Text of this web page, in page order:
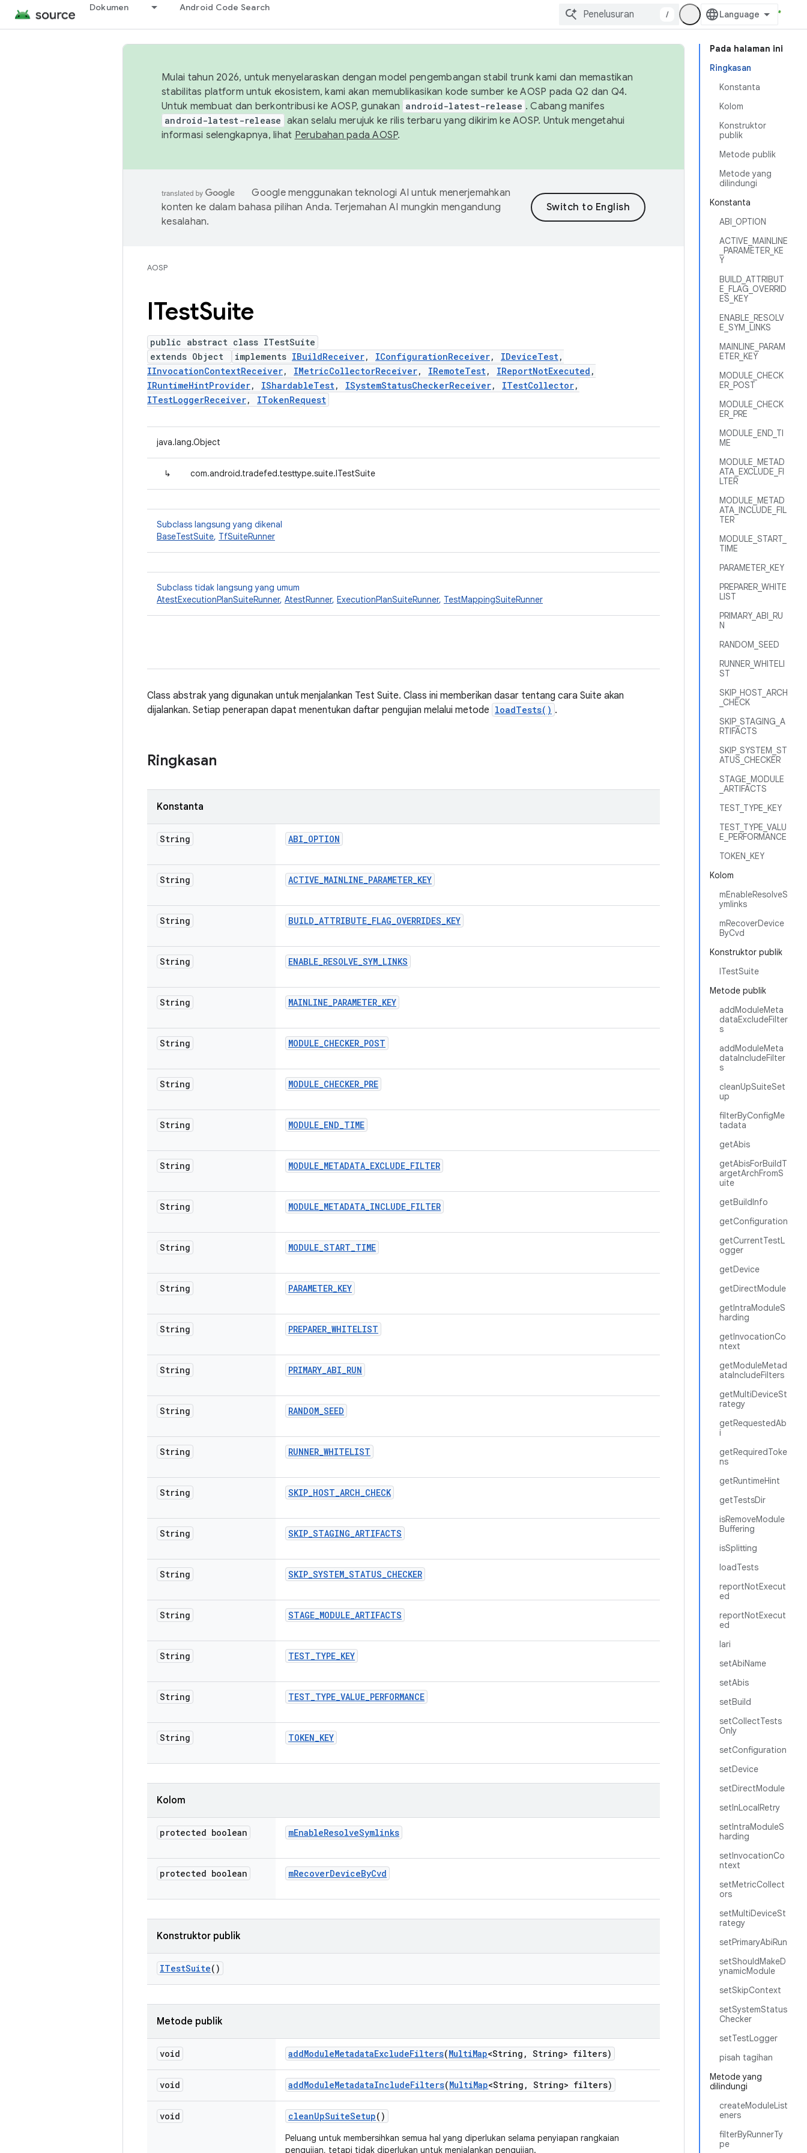
Dokumen Android Code Search
/
Pada halaman ini
Ringkasan
Konstanta
Kolom
Konstruktor
publik
Metode publik
Metode yang
dilindungi
Konstanta
ABI_OPTION
ACTIVE_MAINLINE
_PARAMETER_KE
Y
BUILD_ATTRIBUT
E_FLAG_OVERRID
ES_KEY
ENABLE_RESOLV
E_SYM_LINKS
MAINLINE_PARAM
ETER_KEY
MODULE_CHECK
ER_POST
MODULE_CHECK
ER_PRE
MODULE_END_TI
ME
MODULE_METAD
ATA_EXCLUDE_FI
LTER
MODULE_METAD
ATA_INCLUDE_FIL
TER
MODULE_START_
TIME
PARAMETER_KEY
PREPARER_WHITE
LIST
PRIMARY_ABI_RU
N
RANDOM_SEED
RUNNER_WHITELI
ST
SKIP_HOST_ARCH
_CHECK
SKIP_STAGING_A
RTIFACTS
SKIP_SYSTEM_ST
ATUS_CHECKER
STAGE_MODULE
_ARTIFACTS
TEST_TYPE_KEY
TEST_TYPE_VALU
E_PERFORMANCE
TOKEN_KEY
Kolom
mEnableResolveS
ymlinks
mRecoverDevice
ByCvd
Konstruktor publik
ITestSuite
Metode publik
addModuleMeta
dataExcludeFilter
s
addModuleMeta
dataIncludeFilter
s
cleanUpSuiteSet
up
filterByConfigMe
tadata
getAbis
getAbisForBuildT
argetArchFromS
uite
getBuildInfo
getConfiguration
getCurrentTestL
ogger
getDevice
getDirectModule
getIntraModuleS
harding
getInvocationCo
ntext
getModuleMetad
ataIncludeFilters
getMultiDeviceSt
rategy
getRequestedAb
i
getRequiredToke
ns
getRuntimeHint
getTestsDir
isRemoveModule
Buffering
isSplitting
loadTests
reportNotExecut
ed
reportNotExecut
ed
lari
setAbiName
setAbis
setBuild
setCollectTests
Only
setConfiguration
setDevice
setDirectModule
setInLocalRetry
setIntraModuleS
harding
setInvocationCo
ntext
setMetricCollect
ors
setMultiDeviceSt
rategy
setPrimaryAbiRun
setShouldMakeD
ynamicModule
setSkipContext
setSystemStatus
Checker
setTestLogger
pisah tagihan
Metode yang
dilindungi
createModuleList
eners
filterByRunnerTy
pe
Mulai tahun 2026, untuk menyelaraskan dengan model pengembangan stabil trunk kami dan memastikan
stabilitas platform untuk ekosistem, kami akan memublikasikan kode sumber ke AOSP pada Q2 dan Q4.
Untuk membuat dan berkontribusi ke AOSP, gunakan android-latest-release . Cabang manifes
android-latest-release akan selalu merujuk ke rilis terbaru yang dikirim ke AOSP. Untuk mengetahui
informasi selengkapnya, lihat Perubahan pada AOSP.
Google menggunakan teknologi AI untuk menerjemahkan
konten ke dalam bahasa pilihan Anda. Terjemahan AI mungkin mengandung
kesalahan.
AOSP
ITestSuite
public abstract class ITestSuite
extends Object
implements IBuildReceiver, IConfigurationReceiver, IDeviceTest,
IInvocationContextReceiver, IMetricCollectorReceiver, IRemoteTest, IReportNotExecuted ,
IRuntimeHintProvider, IShardableTest, ISystemStatusCheckerReceiver, ITestCollector,
ITestLoggerReceiver, ITokenRequest
java.lang.Object
↳ com.android.tradefed.testtype.suite.ITestSuite
Subclass langsung yang dikenal
BaseTestSuite, TfSuiteRunner
Subclass tidak langsung yang umum
AtestExecutionPlanSuiteRunner, AtestRunner, ExecutionPlanSuiteRunner, TestMappingSuiteRunner
Class abstrak yang digunakan untuk menjalankan Test Suite. Class ini memberikan dasar tentang cara Suite akan
dijalankan. Setiap penerapan dapat menentukan daftar pengujian melalui metode loadTests() .
Ringkasan
Konstanta
String ABI_OPTION
String ACTIVE_MAINLINE_PARAMETER_KEY
String BUILD_ATTRIBUTE_FLAG_OVERRIDES_KEY
String ENABLE_RESOLVE_SYM_LINKS
String MAINLINE_PARAMETER_KEY
String MODULE_CHECKER_POST
String MODULE_CHECKER_PRE
String MODULE_END_TIME
String MODULE_METADATA_EXCLUDE_FILTER
String MODULE_METADATA_INCLUDE_FILTER
String MODULE_START_TIME
String PARAMETER_KEY
String PREPARER_WHITELIST
String PRIMARY_ABI_RUN
String RANDOM_SEED
String RUNNER_WHITELIST
String SKIP_HOST_ARCH_CHECK
String SKIP_STAGING_ARTIFACTS
String SKIP_SYSTEM_STATUS_CHECKER
String STAGE_MODULE_ARTIFACTS
String TEST_TYPE_KEY
String TEST_TYPE_VALUE_PERFORMANCE
String TOKEN_KEY
Kolom
protected boolean mEnableResolveSymlinks
protected boolean mRecoverDeviceByCvd
Konstruktor publik
ITestSuite()
Metode publik
void addModuleMetadataExcludeFilters(MultiMap<String , String> filters)
void addModuleMetadataIncludeFilters(MultiMap<String , String> filters)
void cleanUpSuiteSetup()
Peluang untuk membersihkan semua hal yang diperlukan selama penyiapan rangkaian
pengujian, tetapi tidak diperlukan untuk menjalankan pengujian.